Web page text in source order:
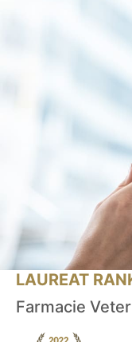
LAUREAT
Farmacie